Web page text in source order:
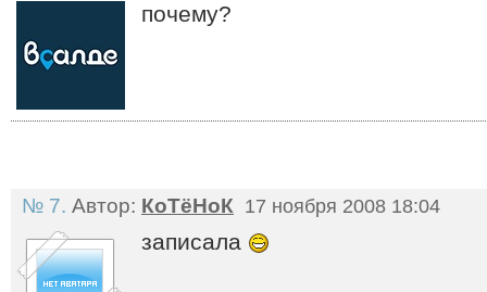
почему?
№ 7. Автор: КоТёНоК 17 ноября 2008 18:04
записала